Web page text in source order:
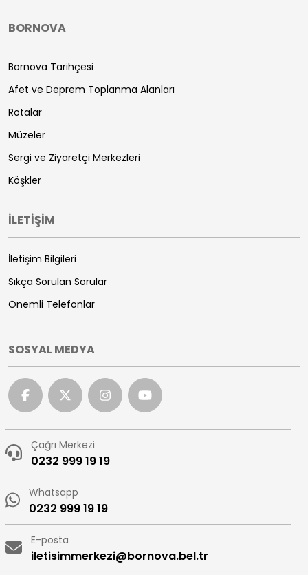
BORNOVA
Bornova Tarihçesi
Afet ve Deprem Toplanma Alanları
Rotalar
Müzeler
Sergi ve Ziyaretçi Merkezleri
Köşkler
İLETİŞİM
İletişim Bilgileri
Sıkça Sorulan Sorular
Önemli Telefonlar
SOSYAL MEDYA
Çağrı Merkezi
0232 999 19 19
Whatsapp
0232 999 19 19
E-posta
iletisimmerkezi@bornova.bel.tr